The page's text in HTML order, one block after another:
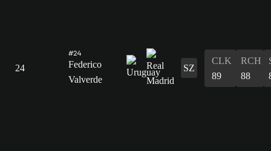
24
#24
Federico
Valverde
SZ
CLK
89
RCH
88